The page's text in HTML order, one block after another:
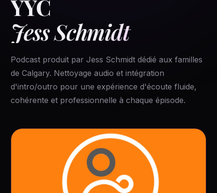
YYC
Jess Schmidt
Podcast produit par Jess Schmidt dédié aux familles
de Calgary. Nettoyage audio et intégration
d'intro/outro pour une expérience d'écoute fluide,
cohérente et professionnelle à chaque épisode.